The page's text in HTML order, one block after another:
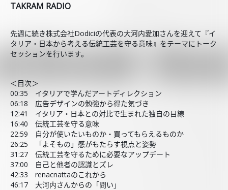
TAKRAM RADIO
先週に続き株式会社Dodiciの代表の大河内愛加さんを迎えて『イ
タリア・日本から考える伝統工芸を守る意味』をテーマにトーク
セッションを行います。
＜目次＞
00:35 イタリアで学んだアートディレクション
06:18 広告デザインの勉強から得た気づき
12:41 イタリア・日本との対比で生まれた独自の目線
16:40 伝統工芸を守る意味
22:59 自分が使いたいものか・買ってもらえるものか
26:25 「よそもの」感がもたらす視点と姿勢
31:27 伝統工芸を守るために必要なアップデート
37:00 自己と他者の認識とズレ
42:33 renacnattaのこれから
46:17 大河内さんからの「問い」